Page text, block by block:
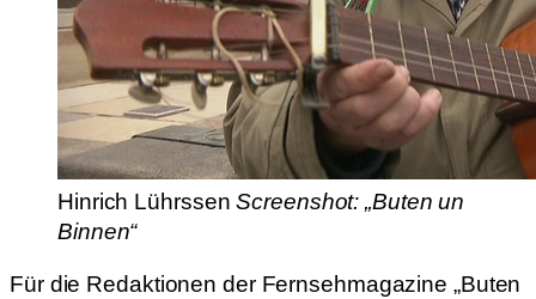
Hinrich LührssenScreenshot: „Buten un
Binnen“
Für die Redaktionen der Fernsehmagazine „Buten